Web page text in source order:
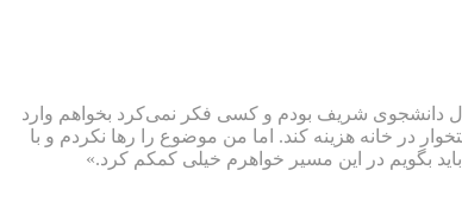
دانشجوی شریف بودم و کسی فکر نمی‌کرد بخواهم وارد
در خانه هزینه کند. اما من موضوع را رها نکردم و با
باید بگویم در این مسیر خواهرم خیلی کمکم کرد.»